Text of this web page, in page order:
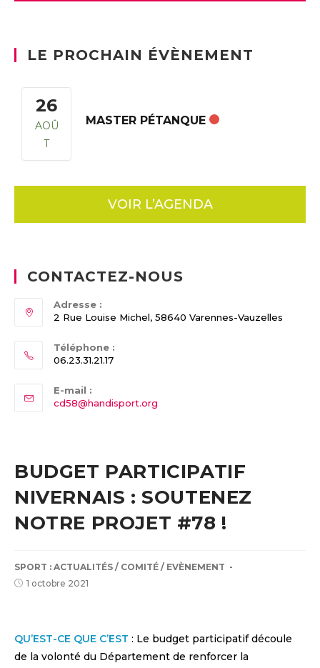
LE PROCHAIN ÉVÈNEMENT
26
AOÛ
T
MASTER PÉTANQUE
VOIR L’AGENDA
CONTACTEZ-NOUS
Adresse :
2 Rue Louise Michel, 58640 Varennes-Vauzelles
Téléphone :
06.23.31.21.17
E-mail :
cd58@handisport.org
BUDGET PARTICIPATIF
NIVERNAIS : SOUTENEZ
NOTRE PROJET #78 !
POST
CATEGORY:
SPORT : ACTUALITÉS / COMITÉ / EVÈNEMENT
Post1 octobre 2021
QU’EST-CE QUE C’EST : Le budget participatif découle
de la volonté du Département de renforcer la